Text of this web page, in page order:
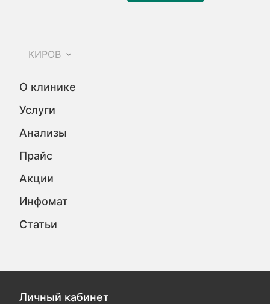
КИРОВ
О клинике
Услуги
Анализы
Прайс
Акции
Инфомат
Статьи
Личный кабинет